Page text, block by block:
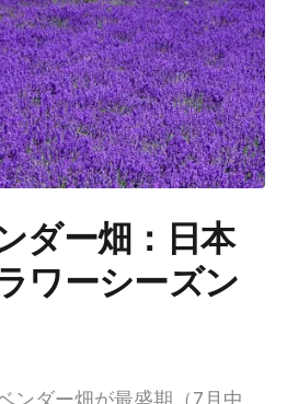
ダー畑：日本
ワーシーズン
ンダー畑が最盛期（7月中